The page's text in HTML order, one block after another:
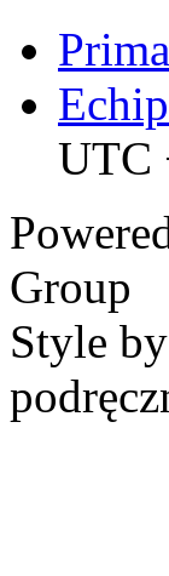
UTC
Group
Style by